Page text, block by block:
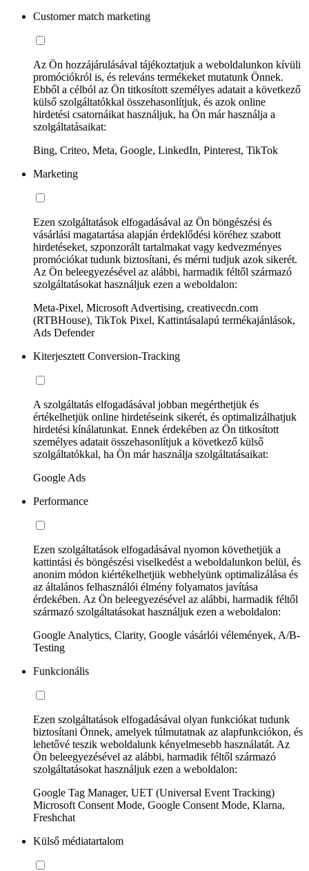
Customer match marketing
Az Ön hozzájárulásával tájékoztatjuk a weboldalunkon kívüli
promóciókról is, és releváns termékeket mutatunk Önnek.
Ebből a célból az Ön titkosított személyes adatait a következő
külső szolgáltatókkal összehasonlítjuk, és azok online
hirdetési csatornáikat használjuk, ha Ön már használja a
szolgáltatásaikat:
Bing, Criteo, Meta, Google, LinkedIn, Pinterest, TikTok
Marketing
Ezen szolgáltatások elfogadásával az Ön böngészési és
vásárlási magatartása alapján érdeklődési köréhez szabott
hirdetéseket, szponzorált tartalmakat vagy kedvezményes
promóciókat tudunk biztosítani, és mérni tudjuk azok sikerét.
Az Ön beleegyezésével az alábbi, harmadik féltől származó
szolgáltatásokat használjuk ezen a weboldalon:
Meta-Pixel, Microsoft Advertising, creativecdn.com
(RTBHouse), TikTok Pixel, Kattintásalapú termékajánlások,
Ads Defender
Kiterjesztett Conversion-Tracking
A szolgáltatás elfogadásával jobban megérthetjük és
értékelhetjük online hirdetéseink sikerét, és optimalizálhatjuk
hirdetési kínálatunkat. Ennek érdekében az Ön titkosított
személyes adatait összehasonlítjuk a következő külső
szolgáltatókkal, ha Ön már használja szolgáltatásaikat:
Google Ads
Performance
Ezen szolgáltatások elfogadásával nyomon követhetjük a
kattintási és böngészési viselkedést a weboldalunkon belül, és
anonim módon kiértékelhetjük webhelyünk optimalizálása és
az általános felhasználói élmény folyamatos javítása
érdekében. Az Ön beleegyezésével az alábbi, harmadik féltől
származó szolgáltatásokat használjuk ezen a weboldalon:
Google Analytics, Clarity, Google vásárlói vélemények, A/B-
Testing
Funkcionális
Ezen szolgáltatások elfogadásával olyan funkciókat tudunk
biztosítani Önnek, amelyek túlmutatnak az alapfunkciókon, és
lehetővé teszik weboldalunk kényelmesebb használatát. Az
Ön beleegyezésével az alábbi, harmadik féltől származó
szolgáltatásokat használjuk ezen a weboldalon:
Google Tag Manager, UET (Universal Event Tracking)
Microsoft Consent Mode, Google Consent Mode, Klarna,
Freshchat
Külső médiatartalom